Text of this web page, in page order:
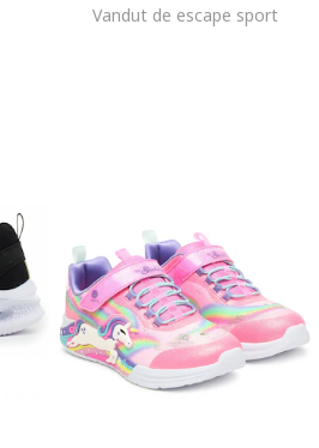
Vandut de escape sport